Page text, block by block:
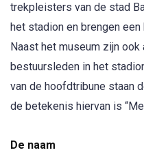
trekpleisters van de stad
het stadion en brengen
Naast het museum zijn ook
bestuursleden in het
van de hoofdtribune staan
de betekenis hiervan is
De naam